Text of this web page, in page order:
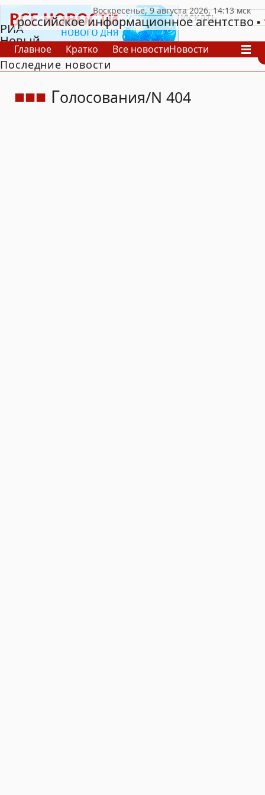
РИА
Новый
День
российское информационное агентство
Главное Кратко Все новостиНовости
В России
В мире
Последние новости
Голосования N 404